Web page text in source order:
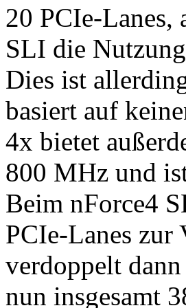
20 PCIe-
SLI die
Dies ist
basiert auf
4x bietet
800 MHz und
Beim nForce4
PCIe-Lanes
verdoppelt
nun insgesamt